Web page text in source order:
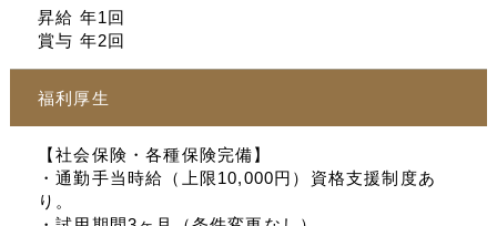
昇給 年1回
賞与 年2回
福利厚生
【社会保険・各種保険完備】
・通勤手当時給（上限10,000円）資格支援制度あ
り。